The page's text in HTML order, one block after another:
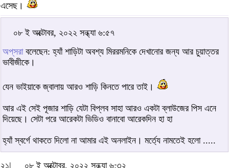
এসেছ।
০৮ ই অক্টোবর, ২০২২ সন্ধ্যা ৬:৫৭
অপ্‌সরাবলেছেন: হ্যাঁ শাড়িটা অবশ্য মিররমনিকে দেখানোর জন্য আর চুয়াত্তর
ভাবীজীকে।
যেন ভাইয়াকে জ্বালায় আরও শাড়ি কিনতে পারে তাই।
আর এই সেই পূজার শাড়ি যেটা বিপ্লব সাহা আরও একটা ব্লাউজের পিস এনে
দিয়েছে। সেটা পরে আরেকটা ভিডিও বানাবো আরেকদিন হা হা
হ্যাঁ স্বর্গে থাকতে দিলো না আমার এই অনলাইন। মর্ত্যে নামতেই হলো .....
২১| ০৮ ই অক্টোবর, ২০২২ সন্ধ্যা ৬:৩২